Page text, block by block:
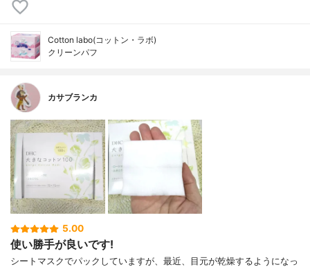
Cotton labo(コットン・ラボ)
クリーンパフ
カサブランカ
5.00
使い勝手が良いです!
シートマスクでパックしていますが、最近、目元が乾燥するようになっ